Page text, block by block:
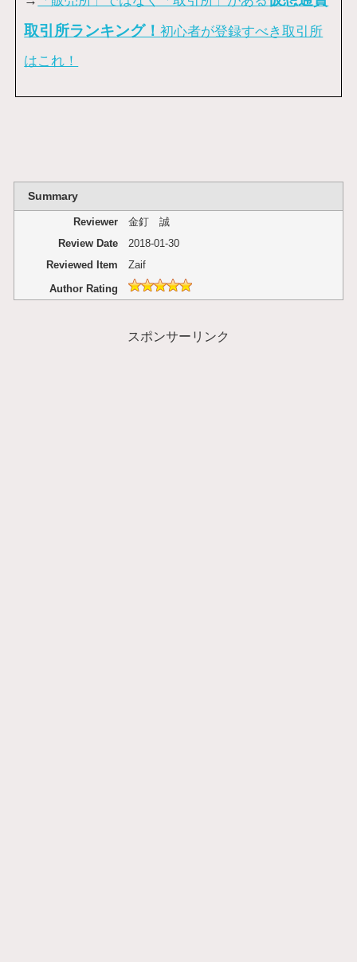
取引所ランキング！初心者が登録すべき取引所
はこれ！
Summary
Reviewer
金釘 誠
Review Date
2018-01-30
Reviewed Item
Zaif
Author Rating
スポンサーリンク